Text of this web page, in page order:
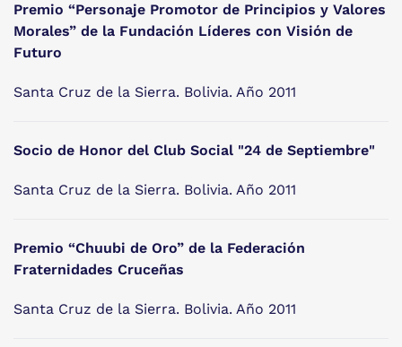
Premio “Personaje Promotor de Principios y Valores
Morales” de la Fundación Líderes con Visión de
Futuro
Santa Cruz de la Sierra. Bolivia. Año 2011
Socio de Honor del Club Social "24 de Septiembre"
Santa Cruz de la Sierra. Bolivia. Año 2011
Premio “Chuubi de Oro” de la Federación
Fraternidades Cruceñas
Santa Cruz de la Sierra. Bolivia. Año 2011